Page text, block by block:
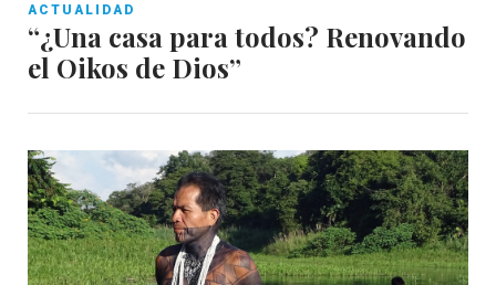
ACTUALIDAD
“¿Una casa para todos? Renovando
el Oikos de Dios”